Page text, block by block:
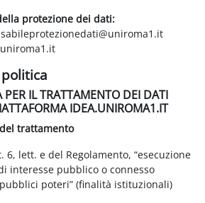
protezione dei dati:
PER IL TRATTAMENTO DEI DATI
IDEA.UNIROMA1.IT
trattamento
6, lett. e del Regolamento, “esecuzione
interesse pubblico o connesso
poteri” (finalità istituzionali)